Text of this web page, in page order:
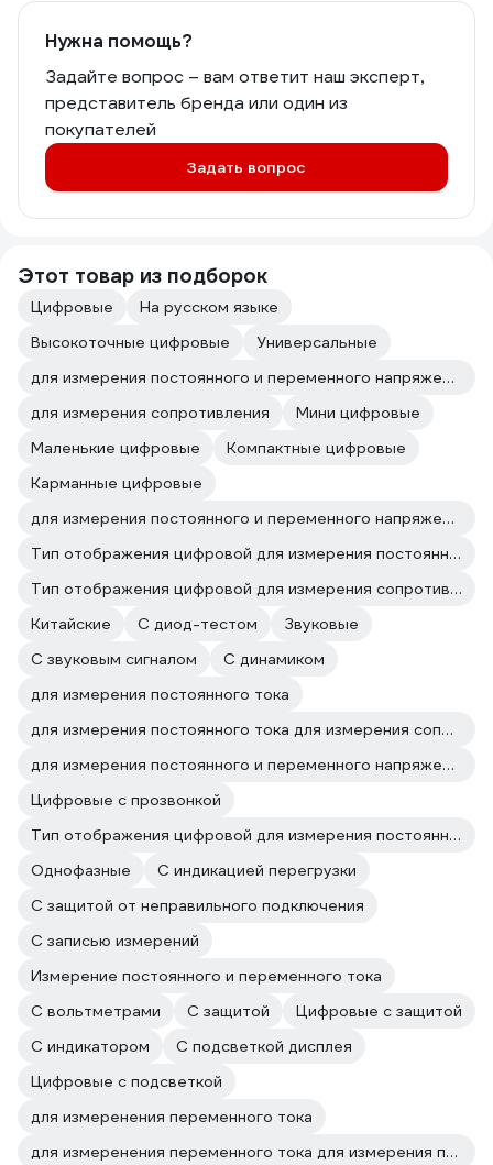
Нужна помощь?
Задайте вопрос – вам ответит наш эксперт,
представитель бренда или один из
покупателей
Задать вопрос
Этот товар из подборок
Цифровые
На русском языке
Высокоточные цифровые
Универсальные
для измерения постоянного и переменного напряжения
для измерения сопротивления
Мини цифровые
Маленькие цифровые
Компактные цифровые
Карманные цифровые
для измерения постоянного и переменного напряжения для измерения сопротивления
Тип отображения цифровой для измерения постоянного и переменного напряжения
Тип отображения цифровой для измерения сопротивления
Китайские
С диод-тестом
Звуковые
С звуковым сигналом
С динамиком
для измерения постоянного тока
для измерения постоянного тока для измерения сопротивления
для измерения постоянного и переменного напряжения для измерения постоянного тока
Цифровые с прозвонкой
Тип отображения цифровой для измерения постоянного тока
Однофазные
C индикацией перегрузки
С защитой от неправильного подключения
С записью измерений
Измерение постоянного и переменного тока
С вольтметрами
С защитой
Цифровые с защитой
С индикатором
С подсветкой дисплея
Цифровые с подсветкой
для измеренения переменного тока
для измеренения переменного тока для измерения постоянного и переменного напряжения